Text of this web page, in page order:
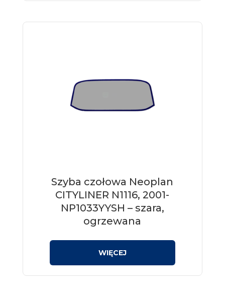
Szyba czołowa Neoplan
CITYLINER N1116, 2001-
NP1033YYSH – szara,
ogrzewana